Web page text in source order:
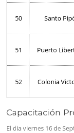
50 Santo
51 Puerto
52 Colonia
Capacitación
El dia viernes 16 de